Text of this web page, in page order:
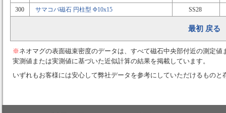
300
サマコバ磁石 円柱型 Φ10x15 SS28
最初 戻る
※ ネオマグの表面磁束密度のデータは、すべて磁石中央部付近の測定
実測値または実測値に基づいた近似計算の結果を掲載しています。
いずれもお客様には安心して弊社データを参考にしていただけるものと